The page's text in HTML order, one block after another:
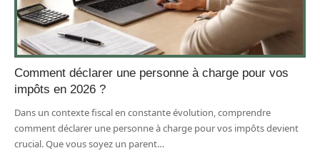
Comment déclarer une personne à charge pour vos
impôts en 2026 ?
Dans un contexte fiscal en constante évolution, comprendre
comment déclarer une personne à charge pour vos impôts devient
crucial. Que vous soyez un parent…